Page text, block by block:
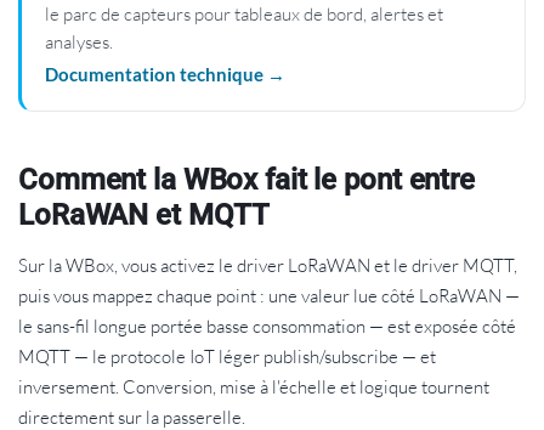
le parc de capteurs pour tableaux de bord, alertes et
analyses.
Documentation technique →
Comment la WBox fait le pont entre
LoRaWAN et MQTT
Sur la WBox, vous activez le driver LoRaWAN et le driver MQTT,
puis vous mappez chaque point : une valeur lue côté LoRaWAN —
le sans-fil longue portée basse consommation — est exposée côté
MQTT — le protocole IoT léger publish/subscribe — et
inversement. Conversion, mise à l'échelle et logique tournent
directement sur la passerelle.